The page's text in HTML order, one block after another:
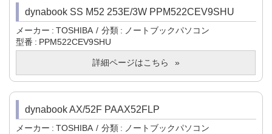
dynabook SS M52 253E/3W PPM522CEV9SHU
メーカー TOSHIBA 分類
ノートブックパソコン
型番
PPM522CEV9SHU
詳細ページはこちら
dynabook AX/52F PAAX52FLP
メーカー TOSHIBA 分類
ノートブックパソコン